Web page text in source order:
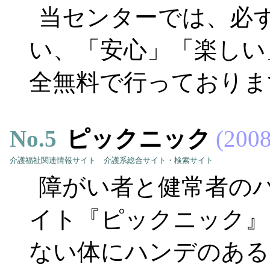
当センターでは、必
い、「安心」「楽し
全無料で行っており
No.5 ピックニック
介護福祉関連情報サイト 介護系総合サイト・検索サイト
障がい者と健常者の
イト『ピックニック
ない体にハンデのあ